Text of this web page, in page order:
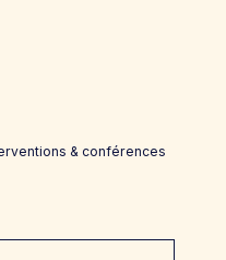
& conférences